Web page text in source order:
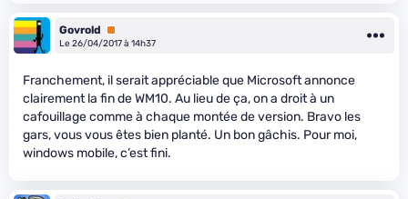
Govrold
Premium
Le 26/04/2017 à 14h37
Franchement, il serait appréciable que Microsoft annonce
clairement la fin de WM10. Au lieu de ça, on a droit à un
cafouillage comme à chaque montée de version. Bravo les
gars, vous vous êtes bien planté. Un bon gâchis. Pour moi,
windows mobile, c’est fini.